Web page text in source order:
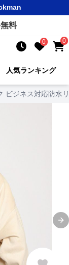
料
0 0
人気ランキング
ビジネス対応防水